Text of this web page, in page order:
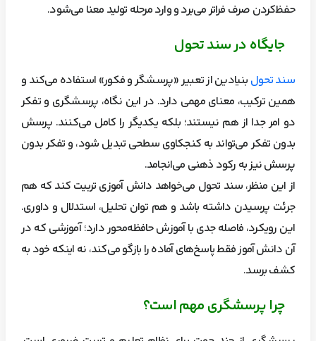
حفظ‌کردن صرف فراتر می‌برد و وارد مرحله تولید معنا می‌شود.
جایگاه در سند تحول
سند تحول بنیادین از تعبیر «پرسشگر و فکور» استفاده می‌کند و
همین ترکیب، معنای مهمی دارد. در این نگاه، پرسشگری و تفکر
دو امر جدا از هم نیستند؛ بلکه یکدیگر را کامل می‌کنند. پرسش
بدون تفکر می‌تواند به کنجکاوی سطحی تبدیل شود، و تفکر بدون
پرسش نیز به رکود ذهنی می‌انجامد.
از این منظر، سند تحول می‌خواهد دانش آموزی تربیت کند که هم
جرئت پرسیدن داشته باشد و هم توان تحلیل، استدلال و داوری.
این رویکرد، فاصله جدی با آموزش حافظه‌محور دارد؛ آموزشی که در
آن دانش آموز فقط پاسخ‌های آماده را بازگو می‌کند، نه اینکه خود به
کشف برسد.
چرا پرسشگری مهم است؟